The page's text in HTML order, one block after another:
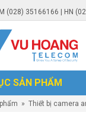
(028) 35166166 | HN
SẢN PHẨM
» Thiết bị camera